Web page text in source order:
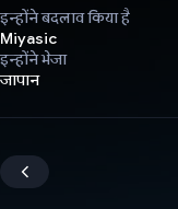
इन्होंने बदलाव किया है
Miyasic
इन्होंने भेजा
जापान